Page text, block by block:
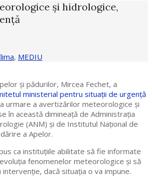
și hidrologice,
, MEDIU
și pădurilor, Mircea Fechet, a
ministerial pentru situaţii de urgenţă
urmare a avertizărilor meteorologice și
în această dimineață de Administrația
(ANM) și de Institutul Naţional de
a Apelor.
ca instituțiile abilitate să fie informate
fenomenelor meteorologice și să
dacă situația o va impune.